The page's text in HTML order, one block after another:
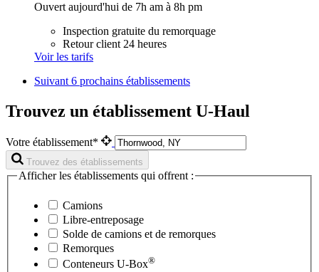
Ouvert aujourd'hui de 7h am à 8h pm
Inspection gratuite du remorquage
Retour client 24 heures
Voir les tarifs
Suivant6 prochains établissements
Trouvez un établissement U-Haul
Votre établissement*
Trouvez des établissements
Afficher les établissements qui offrent :
Camions
Libre-entreposage
Solde de camions et de remorques
Remorques
Conteneurs U-Box®